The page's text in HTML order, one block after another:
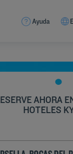
Ayuda
AHORA
HOTELES